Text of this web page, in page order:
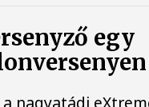
egy